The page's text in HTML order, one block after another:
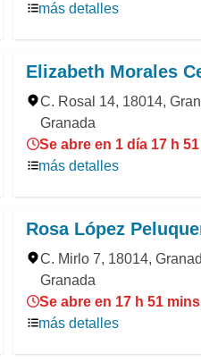
más detalles
Elizabeth Morales
C. Rosal 14, 18014,
Granada
Se abre en 1 día 17 h
más detalles
Rosa López
C. Mirlo 7, 18014,
Granada
Se abre en 17 h 51 mins
más detalles